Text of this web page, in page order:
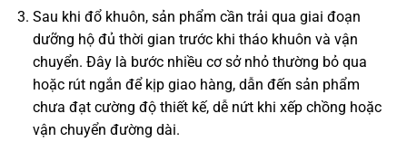
Sau khi đổ khuôn, sản phẩm cần trải qua giai đoạn
dưỡng hộ đủ thời gian trước khi tháo khuôn và vận
chuyển. Đây là bước nhiều cơ sở nhỏ thường bỏ qua
hoặc rút ngắn để kịp giao hàng, dẫn đến sản phẩm
chưa đạt cường độ thiết kế, dễ nứt khi xếp chồng hoặc
vận chuyển đường dài.